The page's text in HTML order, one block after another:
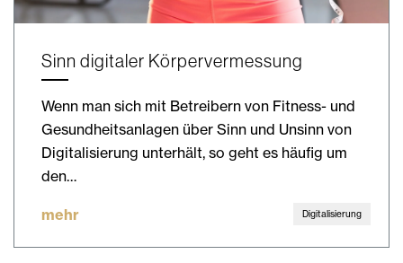
Sinn digitaler Körpervermessung
Wenn man sich mit Betreibern von Fitness- und
Gesundheitsanlagen über Sinn und Unsinn von
Digitalisierung unterhält, so geht es häufig um
den…
mehr Digitalisierung